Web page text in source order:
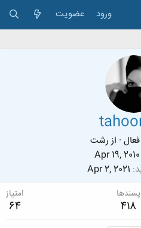
ورود عضویت
· ازرشت
Apr 19, 2010
Apr 2, 2021
پسندها
418
امتیاز
64